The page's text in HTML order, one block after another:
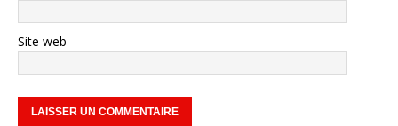
Site web